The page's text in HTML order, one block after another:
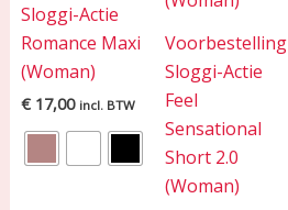
Sloggi-Actie
Romance Maxi
(Woman)
€17,00 incl. BTW
Voorbestelling
Sloggi-Actie
Feel
Sensational
Short 2.0
(Woman)